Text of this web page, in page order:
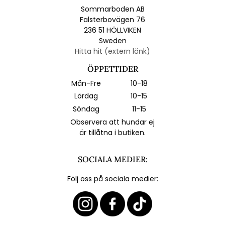
Sommarboden AB
Falsterbovägen 76
236 51 HÖLLVIKEN
Sweden
Hitta hit (extern länk)
ÖPPETTIDER
Mån-Fre
10-18
Lördag
10-15
Söndag
11-15
Observera att hundar ej
är tillåtna i butiken.
SOCIALA MEDIER:
Följ oss på sociala medier: